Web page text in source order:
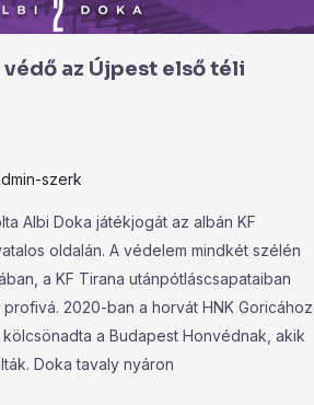
az Újpest első téli
szerk
Albi Doka játékjogát az albán KF
oldalán. A védelem mindkét szélén
a KF Tirana utánpótláscsapataiban
2020-ban a horvát HNK Goricához
a Budapest Honvédnak, akik
Doka tavaly nyáron